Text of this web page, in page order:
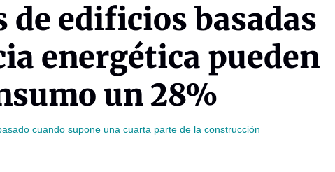
de edificios basadas
energética pueden
un 28%
cuando supone una cuarta parte de la construcción